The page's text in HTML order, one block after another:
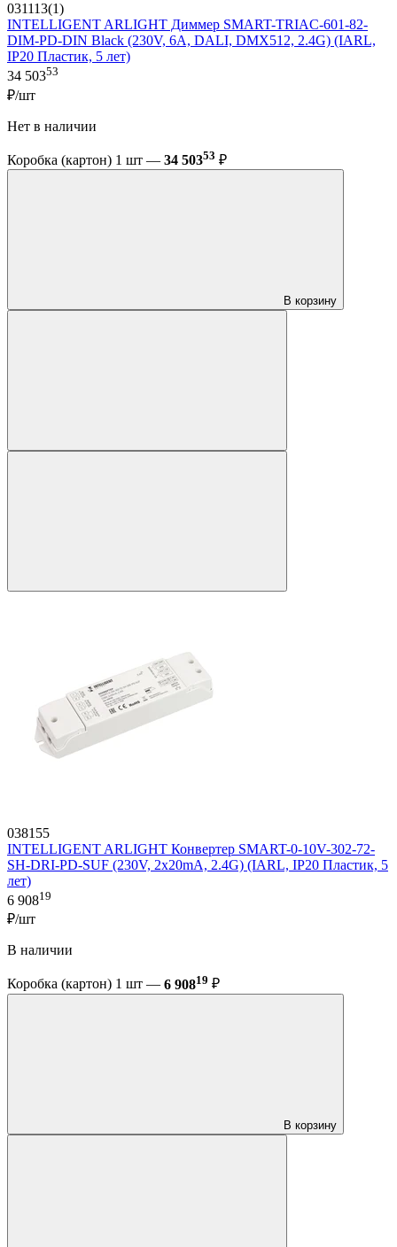
031113(1)
INTELLIGENT ARLIGHT Диммер SMART-TRIAC-601-82-
DIM-PD-DIN Black (230V, 6А, DALI, DMX512, 2.4G) (IARL,
IP20 Пластик, 5 лет)
34 50353
₽/шт
Нет в наличии
Коробка (картон) 1 шт — 34 50353 ₽
В корзину
038155
INTELLIGENT ARLIGHT Конвертер SMART-0-10V-302-72-
SH-DRI-PD-SUF (230V, 2x20mA, 2.4G) (IARL, IP20 Пластик, 5
лет)
6 90819
₽/шт
В наличии
Коробка (картон) 1 шт — 6 90819 ₽
В корзину